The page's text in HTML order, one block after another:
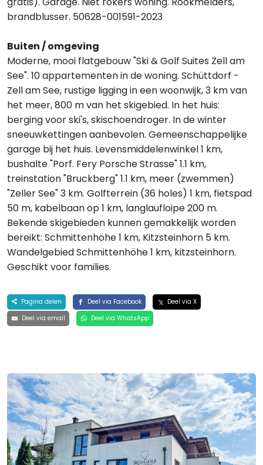
brandblusser. 50628-001591-2023
Buiten / omgeving
Moderne, mooi flatgebouw "Ski & Golf Suites Zell am
See". 10 appartementen in de woning. Schüttdorf -
Zell am See, rustige ligging in een woonwijk, 3 km van
het meer, 800 m van het skigebied. In het huis:
berging voor ski's, skischoendroger. In de winter
sneeuwkettingen aanbevolen. Gemeenschappelijke
garage bij het huis. Levensmiddelenwinkel 1 km,
bushalte "Porf. Fery Porsche Strasse" 1.1 km,
treinstation "Bruckberg" 1.1 km, meer (zwemmen)
"Zeller See" 3 km. Golfterrein (36 holes) 1 km, fietspad
50 m, kabelbaan op 1 km, langlaufloipe 200 m.
Bekende skigebieden kunnen gemakkelijk worden
bereikt: Schmittenhöhe 1 km, Kitzsteinhorn 5 km.
Wandelgebied Schmittenhöhe 1 km, kitzsteinhorn.
Geschikt voor families.
Pagina delen Deel via Facebook
Deel via X
Deel via email
Deel via WhatsApp